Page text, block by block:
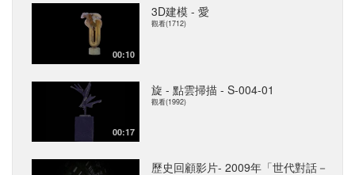
00:10
3D建模 - 愛
觀看(1712)
00:17
旋 - 點雲掃描 - S-004-01
觀看(1992)
歷史回顧影片- 2009年「世代對話－